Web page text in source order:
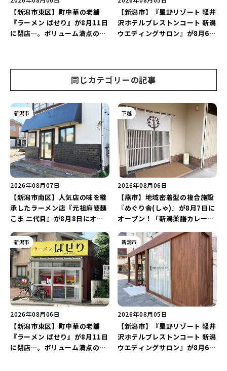
【新潟市東区】町中華の老舗
『ラーメン ぱせり』が8月11日
に閉店…。ボリューム満点の名
【新潟市】『星野リゾート 軽井
沢ホテルブレストンコート 新潟
ウエディングサロン』が8月6日
同じカテゴリーの記事
新潟市
2026年08月07日
【新潟市南区】人気店の味を継
承したラーメン店『元祖麻婆麺
こま 二代目』が8月8日にオー
た「麻婆麺」を復刻♪
下越
2026年08月06日
【燕市】地域密着型の複合施設
『めぐり舎(しゃ)』が8月7日に
オープン！「新潟薬膳カレー
メニューや漆喰アートを楽しも
う♪
新潟市
2026年08月06日
【新潟市東区】町中華の老舗
『ラーメン ぱせり』が8月11日
に閉店…。ボリューム満点の名
新潟市
2026年08月05日
【新潟市】『星野リゾート 軽井
沢ホテルブレストンコート 新潟
ウエディングサロン』が8月6日